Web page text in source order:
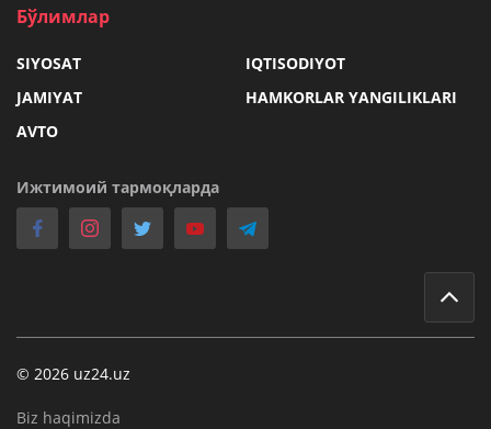
Бўлимлар
SIYOSAT
IQTISODIYOT
JAMIYAT
HAMKORLAR YANGILIKLARI
AVTO
Ижтимоий тармоқларда
© 2026 uz24.uz
Biz haqimizda